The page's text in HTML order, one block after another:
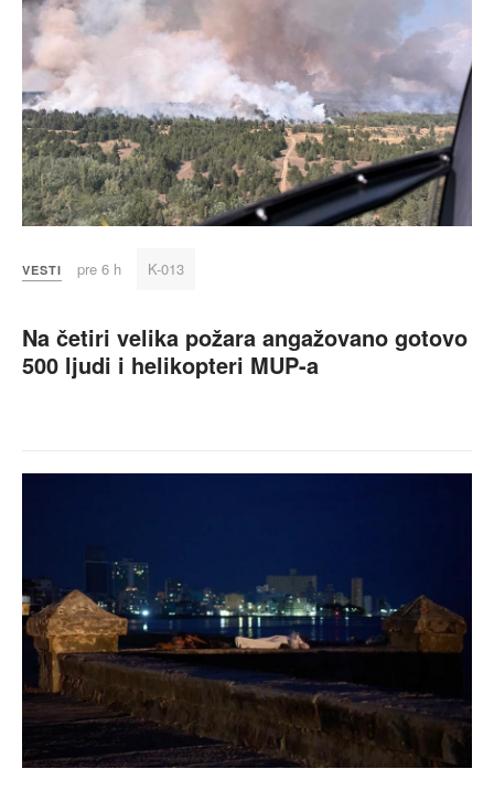
VESTI pre 6 h K-013
Na četiri velika požara angažovano gotovo
500 ljudi i helikopteri MUP-a